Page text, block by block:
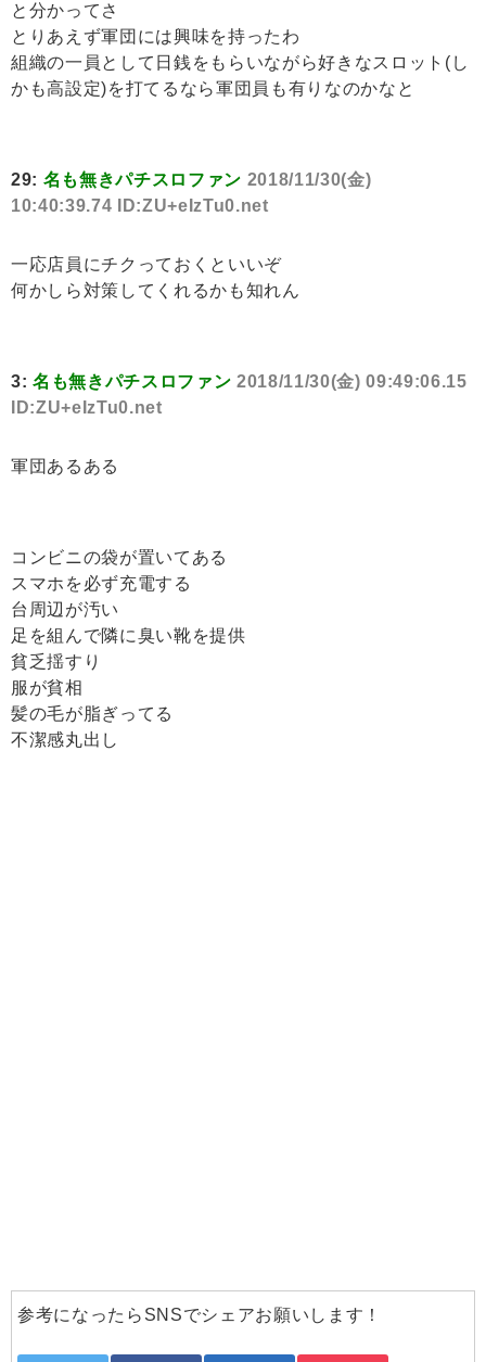
と分かってさ
とりあえず軍団には興味を持ったわ
組織の一員として日銭をもらいながら好きなスロット(し
かも高設定)を打てるなら軍団員も有りなのかなと
29: 名も無きパチスロファン 2018/11/30(金)
10:40:39.74 ID:ZU+eIzTu0.net
一応店員にチクっておくといいぞ
何かしら対策してくれるかも知れん
3: 名も無きパチスロファン 2018/11/30(金) 09:49:06.15
ID:ZU+eIzTu0.net
軍団あるある
コンビニの袋が置いてある
スマホを必ず充電する
台周辺が汚い
足を組んで隣に臭い靴を提供
貧乏揺すり
服が貧相
髪の毛が脂ぎってる
不潔感丸出し
参考になったらSNSでシェアお願いします！